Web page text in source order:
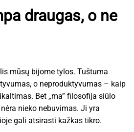
draugas, o ne
mūsų bijome tylos. Tuštuma
o neproduktyvumas – kaip
Bet „ma” filosofija siūlo
nieko nebuvimas. Ji yra
gali atsirasti kažkas tikro.